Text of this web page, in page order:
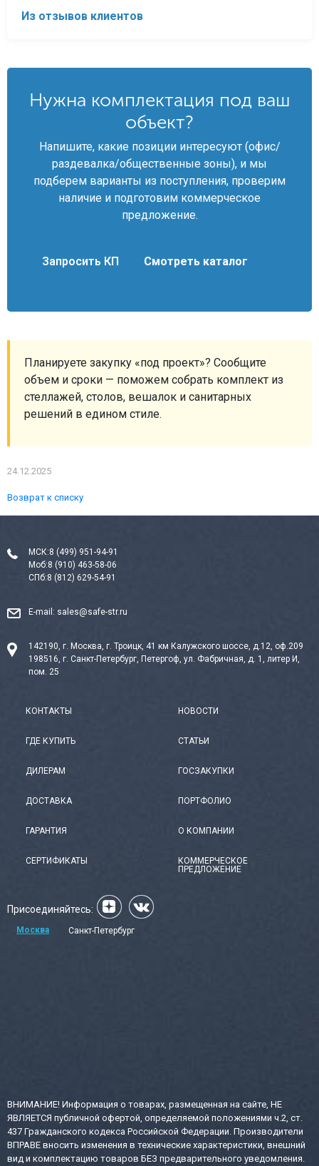
Из отзывов клиентов
Нужна комплектация под ваш
объект?
Напишите, какие позиции интересуют (офис/
раздевалка/общественные зоны), и мы
подберем варианты из поступления, проверим
наличие и подготовим коммерческое
предложение.
Запросить КП Смотреть каталог
Планируете закупку «под проект»? Сообщите
объем и сроки — поможем собрать комплект из
стеллажей, столов, вешалок и санитарных
решений в едином стиле.
24.12.2025
Возврат к списку
МСК:8 (499) 951-94-91
Моб:8 (910) 463-58-06
СПб:8 (812) 629-54-91
E-mail: sales@safe-str.ru
142190, г. Москва, г. Троицк, 41 км Калужского шоссе, д.12, оф.209
198516, г. Санкт-Петербург, Петергоф, ул. Фабричная, д. 1, литер И,
пом. 25
КОНТАКТЫ
ГДЕ КУПИТЬ
ДИЛЕРАМ
ДОСТАВКА
ГАРАНТИЯ
СЕРТИФИКАТЫ
НОВОСТИ
СТАТЬИ
ГОСЗАКУПКИ
ПОРТФОЛИО
О КОМПАНИИ
КОММЕРЧЕСКОЕ
ПРЕДЛОЖЕНИЕ
Присоединяйтесь:
Москва Санкт-Петербург
ВНИМАНИЕ! Информация о товарах, размещенная на сайте, НЕ
ЯВЛЯЕТСЯ публичной офертой, определяемой положениями ч.2, ст.
437 Гражданского кодекса Российской Федерации. Производители
ВПРАВЕ вносить изменения в технические характеристики, внешний
вид и комплектацию товаров БЕЗ предварительного уведомления.